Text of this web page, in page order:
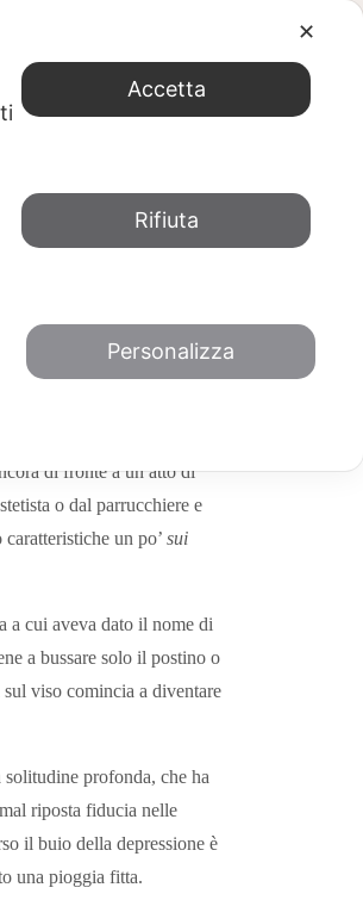
di fronte a un atto di
o dal parrucchiere e
un po’ sui
a cui aveva dato il nome di
a bussare solo il postino o
viso comincia a diventare
profonda, che ha
riposta fiducia nelle
il buio della depressione è
una pioggia fitta.
✕
Accetta
Rifiuta
Personalizza